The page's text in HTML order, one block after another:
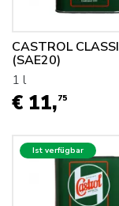
CASTROL
(SAE20)
1 l
€ 11,75
Ist verfügbar